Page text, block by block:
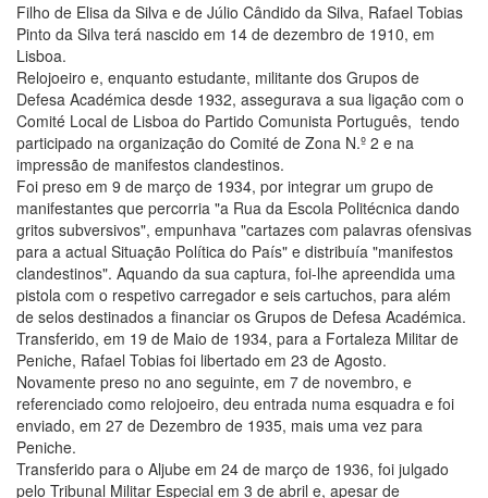
Filho de Elisa da Silva e de Júlio Cândido da Silva, Rafael Tobias
Pinto da Silva terá nascido em 14 de dezembro de 1910, em
Lisboa.
Relojoeiro e, enquanto estudante, militante dos Grupos de
Defesa Académica desde 1932, assegurava a sua ligação com o
Comité Local de Lisboa do Partido Comunista Português, tendo
participado na organização do Comité de Zona N.º 2 e na
impressão de manifestos clandestinos.
Foi preso em 9 de março de 1934, por integrar um grupo de
manifestantes que percorria "a Rua da Escola Politécnica dando
gritos subversivos", empunhava "cartazes com palavras ofensivas
para a actual Situação Política do País" e distribuía "manifestos
clandestinos". Aquando da sua captura, foi-lhe apreendida uma
pistola com o respetivo carregador e seis cartuchos, para além
de selos destinados a financiar os Grupos de Defesa Académica.
Transferido, em 19 de Maio de 1934, para a Fortaleza Militar de
Peniche, Rafael Tobias foi libertado em 23 de Agosto.
Novamente preso no ano seguinte, em 7 de novembro, e
referenciado como relojoeiro, deu entrada numa esquadra e foi
enviado, em 27 de Dezembro de 1935, mais uma vez para
Peniche.
Transferido para o Aljube em 24 de março de 1936, foi julgado
pelo Tribunal Militar Especial em 3 de abril e, apesar de